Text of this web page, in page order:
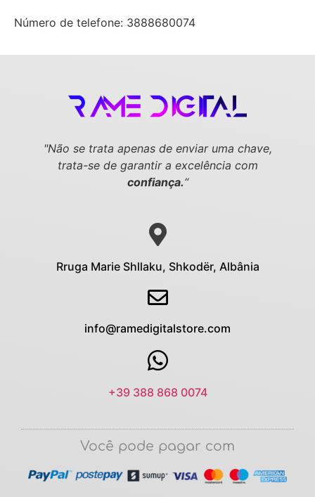
Número de telefone: 3888680074
"Não se trata apenas de enviar uma chave,
trata-se de garantir a excelência com
confiança.“
Rruga Marie Shllaku, Shkodër, Albânia
info@ramedigitalstore.com
+39 388 868 0074
Você pode pagar com